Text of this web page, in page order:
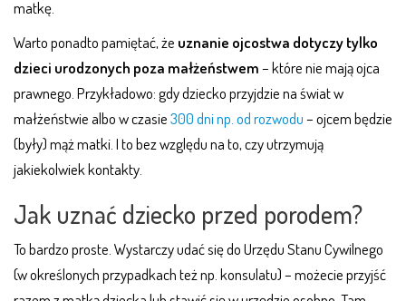
matkę.
Warto ponadto pamiętać, że uznanie ojcostwa dotyczy tylko
dzieci urodzonych poza małżeństwem– które nie mają ojca
prawnego. Przykładowo: gdy dziecko przyjdzie na świat w
małżeństwie albo w czasie300 dni np. od rozwodu– ojcem będzie
(były) mąż matki. I to bez względu na to, czy utrzymują
jakiekolwiek kontakty.
Jak uznać dziecko przed porodem?
To bardzo proste. Wystarczy udać się do Urzędu Stanu Cywilnego
(w określonych przypadkach też np. konsulatu) – możecie przyjść